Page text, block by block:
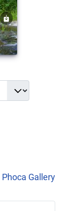
Phoca Gallery